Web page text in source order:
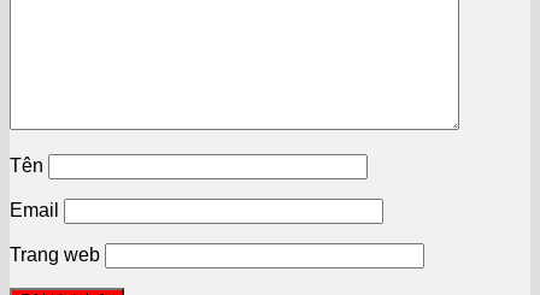
Tên
Email
Trang web